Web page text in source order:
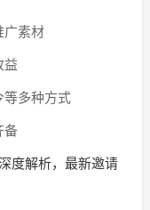
广素材
益
等多种方式
备